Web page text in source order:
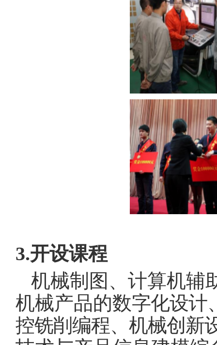
3.开设课程
机械制图、计算机辅
机械产品的数字化设计
控铣削编程、机械创新